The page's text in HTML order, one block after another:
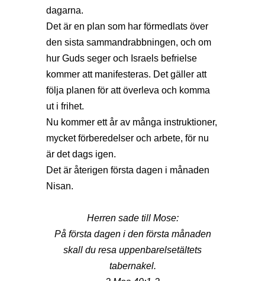
dagarna.
Det är en plan som har förmedlats över
den sista sammandrabbningen, och om
hur Guds seger och Israels befrielse
kommer att manifesteras. Det gäller att
följa planen för att överleva och komma
ut i frihet.
Nu kommer ett år av många instruktioner,
mycket förberedelser och arbete, för nu
är det dags igen.
Det är återigen första dagen i månaden
Nisan.
Herren sade till Mose:
På första dagen i den första månaden
skall du resa uppenbarelsetältets
tabernakel.